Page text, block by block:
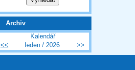
Archiv
Kalendář
<<
leden / 2026 >>